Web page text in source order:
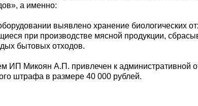
а именно:
выявлено хранение биологических
при производстве мясной продукции,
бытовых отходов.
ИП Микоян А.П. привлечен к административной
штрафа в размере 40 000 рублей.